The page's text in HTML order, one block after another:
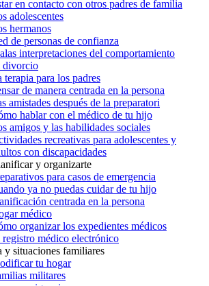
en contacto con otros padres de familia
adolescentes
hermanos
de personas de confianza
interpretaciones del comportamiento
divorcio
terapia para los padres
de manera centrada en la persona
amistades después de la preparatori
hablar con el médico de tu hijo
amigos y las habilidades sociales
recreativas para adolescentes y
con discapacidades
y organizarte
para casos de emergencia
ya no puedas cuidar de tu hijo
centrada en la persona
médico
organizar los expedientes médicos
médico electrónico
y situaciones familiares
tu hogar
militares